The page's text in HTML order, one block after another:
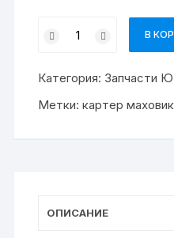
товара
маховика
под
В
Категория: Запчасти
Метки:картер
ОПИСАНИЕ